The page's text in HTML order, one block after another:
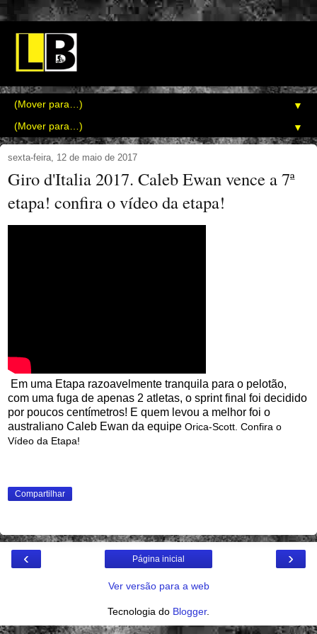
▼
▼
sexta-feira, 12 de maio de 2017
Giro d'Italia 2017. Caleb Ewan vence a 7ª
etapa! confira o vídeo da etapa!
Em uma Etapa razoavelmente tranquila para o pelotão,
com uma fuga de apenas 2 atletas, o sprint final foi decidido
por poucos centímetros! E quem levou a melhor foi o
australiano Caleb Ewan da equipe Orica-Scott. Confira o
Vídeo da Etapa!
Compartilhar
‹ ›
Página inicial
Ver versão para a web
Tecnologia do Blogger.